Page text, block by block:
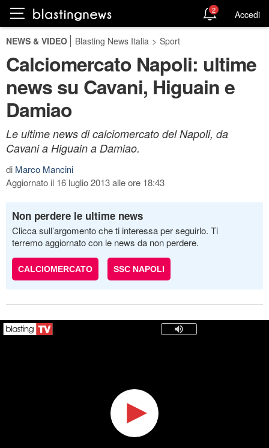
2 Accedi
NEWS & VIDEO Blasting News Italia > Sport
Calciomercato Napoli: ultime
news su Cavani, Higuain e
Damiao
Le ultime news di calciomercato del Napoli, da
Cavani a Higuain a Damiao.
di Marco Mancini
Aggiornato il 16 luglio 2013 alle ore 18:43
Non perdere le ultime news
Clicca sull’argomento che ti interessa per seguirlo. Ti
terremo aggiornato con le news da non perdere.
CALCIOMERCATO SSC NAPOLI